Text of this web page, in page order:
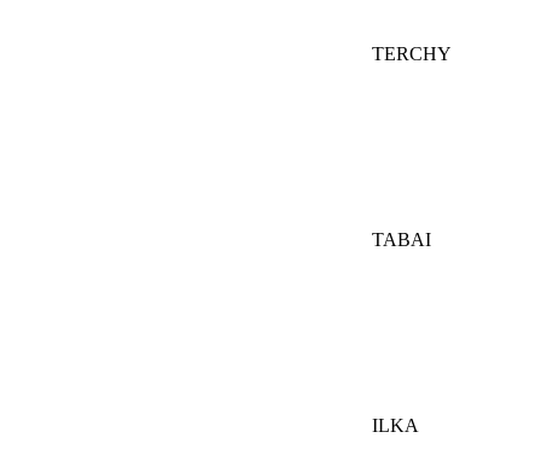
TERCHY
TABAI
ILKA